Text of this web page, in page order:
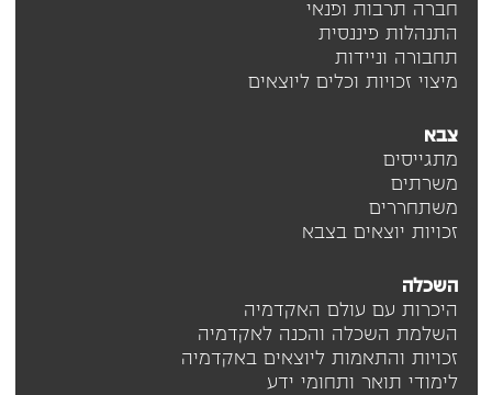
חברה תרבות ופנאי
התנהלות פיננסית
תחבורה וניידות
מיצוי זכויות וכלים ליוצאים
צבא
מתגייסים
משרתים
משתחררים
זכויות יוצאים בצבא
השכלה
היכרות עם עולם האקדמיה
השלמת השכלה והכנה לאקדמיה
זכויות והתאמות ליוצאים באקדמיה
לימודי תואר ותחומי ידע